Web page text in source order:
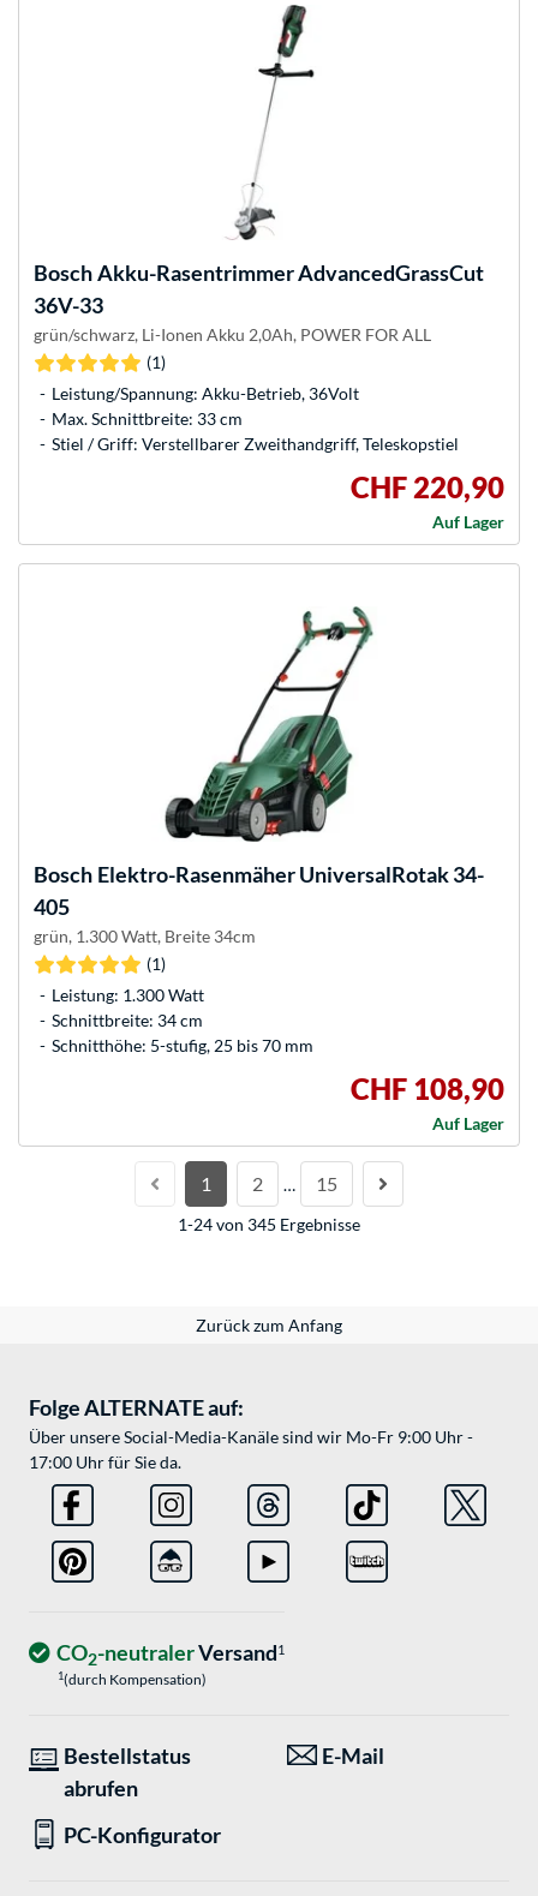
BoschAkku-Rasentrimmer AdvancedGrassCut
36V-33
grün/schwarz, Li-Ionen Akku 2,0Ah, POWER FOR ALL
(1)
Leistung/Spannung: Akku-Betrieb, 36Volt
Max. Schnittbreite: 33 cm
Stiel / Griff: Verstellbarer Zweithandgriff, Teleskopstiel
CHF 220,90
Auf Lager
Bosch Elektro-Rasenmäher UniversalRotak 34-
405
grün, 1.300 Watt, Breite 34cm
(1)
Leistung: 1.300 Watt
Schnittbreite: 34 cm
Schnitthöhe: 5-stufig, 25 bis 70 mm
CHF 108,90
Auf Lager
1 2 … 15
1-24 von 345 Ergebnisse
Zurück zum Anfang
Folge ALTERNATE auf:
Über unsere Social-Media-Kanäle sind wir Mo-Fr 9:00 Uhr -
17:00 Uhr für Sie da.
CO2-neutralerVersand1
1(durch Kompensation)
Bestellstatus
abrufen
E-Mail
PC-Konfigurator